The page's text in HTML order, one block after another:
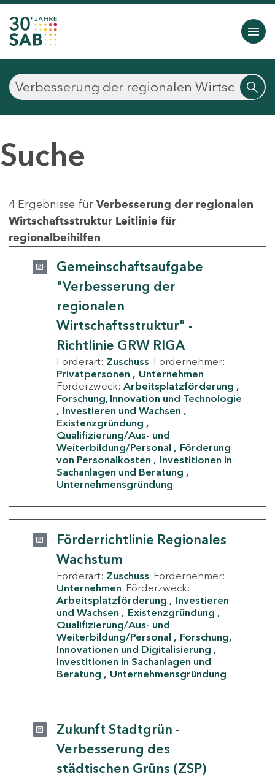
Suche
4 Ergebnisse für Verbesserung der regionalen
Wirtschaftsstruktur Leitlinie für
regionalbeihilfen
Gemeinschaftsaufgabe
"Verbesserung der
regionalen
Wirtschaftsstruktur" -
Richtlinie GRW RIGA
Förderart: Zuschuss Fördernehmer:
Privatpersonen
Unternehmen
Förderzweck: Arbeitsplatzförderung
Forschung, Innovation und Technologie
Investieren und Wachsen
Existenzgründung
Qualifizierung/Aus- und
Weiterbildung/Personal
Förderung
von Personalkosten
Investitionen in
Sachanlagen und Beratung
Unternehmensgründung
Förderrichtlinie Regionales
Wachstum
Förderart: Zuschuss Fördernehmer:
Unternehmen Förderzweck:
Arbeitsplatzförderung
Investieren
und Wachsen
Existenzgründung
Qualifizierung/Aus- und
Weiterbildung/Personal
Forschung,
Innovationen und Digitalisierung
Investitionen in Sachanlagen und
Beratung
Unternehmensgründung
Zukunft Stadtgrün -
Verbesserung des
städtischen Grüns (ZSP)